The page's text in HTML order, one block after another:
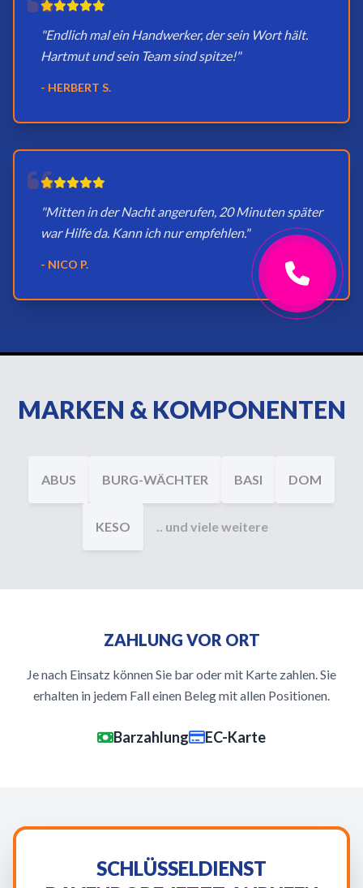
"Endlich mal ein Handwerker, der sein Wort hält.
Hartmut und sein Team sind spitze!"
- HERBERT S.
"Mitten in der Nacht angerufen, 20 Minuten später
war Hilfe da. Kann ich nur empfehlen."
- NICO P.
MARKEN & KOMPONENTEN
ABUS BURG-WÄCHTER BASI DOM
KESO .. und viele weitere
ZAHLUNG VOR ORT
Je nach Einsatz können Sie bar oder mit Karte zahlen. Sie
erhalten in jedem Fall einen Beleg mit allen Positionen.
Barzahlung EC-Karte
SCHLÜSSELDIENST